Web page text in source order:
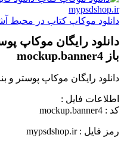
دانلود موکاپ کتاب در محیط
دانلود رایگان موکاپ
باز mockup.banner4
دانلود رایگان موکاپ پوستر و
اطلاعات فايل :
کد : mockup.banner4
رمز فایل : mypsdshop.ir